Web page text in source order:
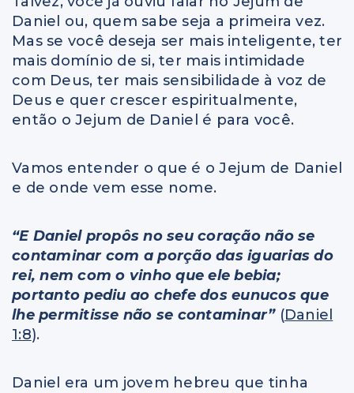
Daniel ou, quem sabe seja a primeira vez.
Mas se você deseja ser mais inteligente, ter
mais domínio de si, ter mais intimidade
com Deus, ter mais sensibilidade à voz de
Deus e quer crescer espiritualmente,
então o Jejum de Daniel é para você.
Vamos entender o que é o Jejum de Daniel
e de onde vem esse nome.
“E Daniel propôs no seu coração não se
contaminar com a porção das iguarias do
rei, nem com o vinho que ele bebia;
portanto pediu ao chefe dos eunucos que
lhe permitisse não se contaminar”(Daniel
1:8).
Daniel era um jovem hebreu que tinha